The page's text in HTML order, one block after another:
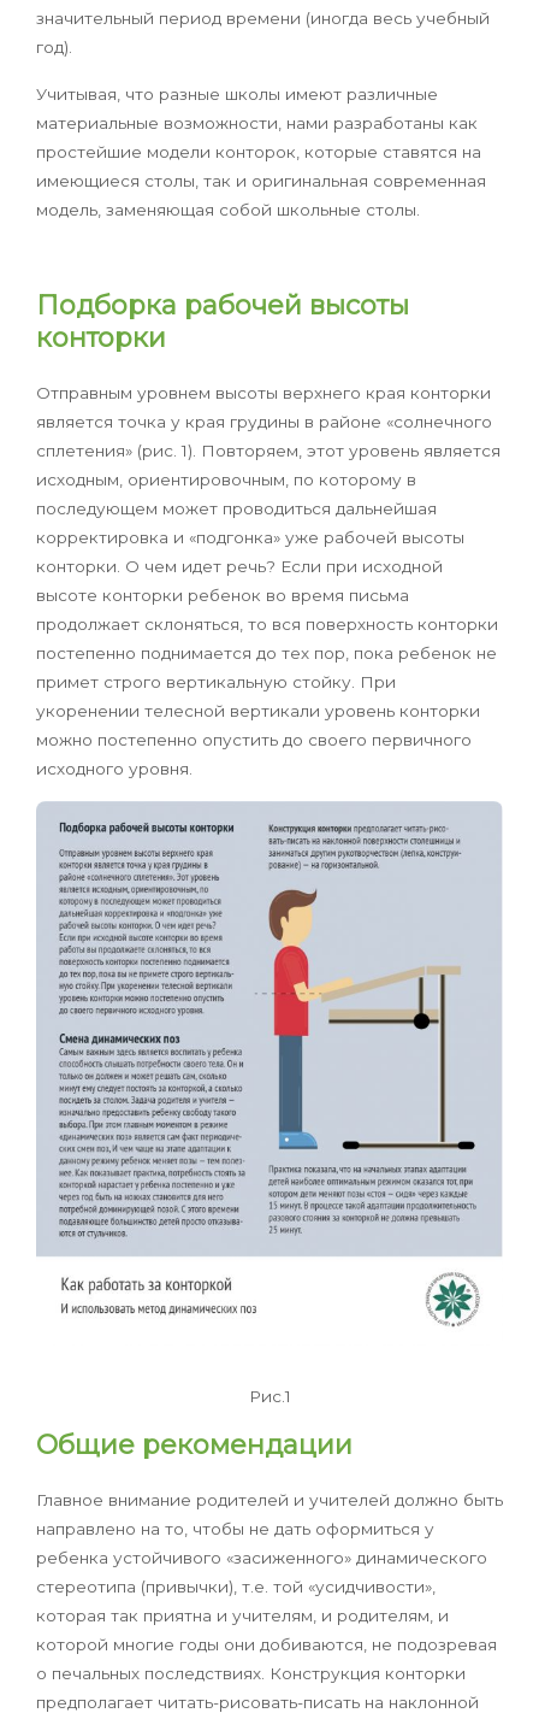
значительный период времени (иногда весь учебный
год).
Учитывая, что разные школы имеют различные
материальные возможности, нами разработаны как
простейшие модели конторок, которые ставятся на
имеющиеся столы, так и оригинальная современная
модель, заменяющая собой школьные столы.
Подборка рабочей высоты
конторки
Отправным уровнем высоты верхнего края конторки
является точка у края грудины в районе «солнечного
сплетения» (рис. 1). Повторяем, этот уровень является
исходным, ориентировочным, по которому в
последующем может проводиться дальнейшая
корректировка и «подгонка» уже рабочей высоты
конторки. О чем идет речь? Если при исходной
высоте конторки ребенок во время письма
продолжает склоняться, то вся поверхность конторки
постепенно поднимается до тех пор, пока ребенок не
примет строго вертикальную стойку. При
укоренении телесной вертикали уровень конторки
можно постепенно опустить до своего первичного
исходного уровня.
Рис.1
Общие рекомендации
Главное внимание родителей и учителей должно быть
направлено на то, чтобы не дать оформиться у
ребенка устойчивого «засиженного» динамического
стереотипа (привычки), т.е. той «усидчивости»,
которая так приятна и учителям, и родителям, и
которой многие годы они добиваются, не подозревая
о печальных последствиях. Конструкция конторки
предполагает читать-рисовать-писать на наклонной